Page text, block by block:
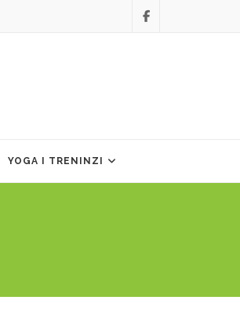
YOGA I TRENINZI